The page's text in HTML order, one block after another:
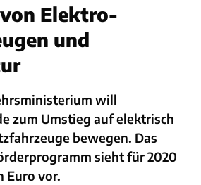
Elektro-
und
will
zum Umstieg auf elektrisch
bewegen. Das
sieht für 2020
Euro vor.